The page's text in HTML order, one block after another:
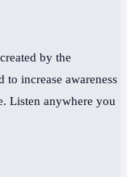
created by the
to increase awareness
Listen anywhere you